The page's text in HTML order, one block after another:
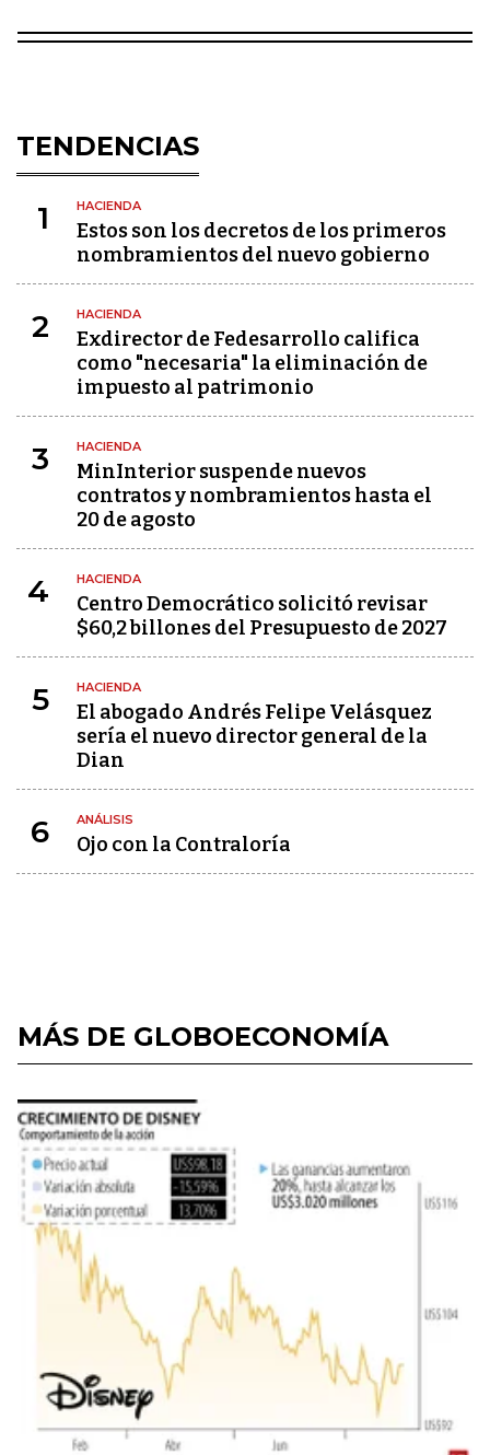
TENDENCIAS
1 HACIENDA
Estos son los decretos de los primeros
nombramientos del nuevo gobierno
2 HACIENDA
Exdirector de Fedesarrollo califica
como "necesaria" la eliminación de
impuesto al patrimonio
3 HACIENDA
MinInterior suspende nuevos
contratos y nombramientos hasta el
20 de agosto
4 HACIENDA
Centro Democrático solicitó revisar
$60,2 billones del Presupuesto de 2027
5 HACIENDA
El abogado Andrés Felipe Velásquez
sería el nuevo director general de la
Dian
6 ANÁLISIS
Ojo con la Contraloría
MÁS DE GLOBOECONOMÍA